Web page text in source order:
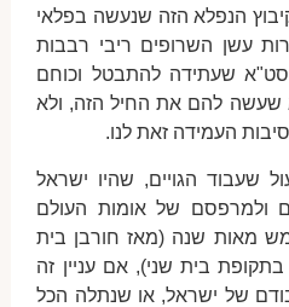
הנפלא הזה שנעשה בפלאי
עשן השרופים ריבי רבבות
שעתידה להתבטל וכוחם
שעשה להם את החיל הזה, ולא
העמידה זאת לנו.
שעבוד הגויים, שהיו ישראל
ולמרפסם של אומות העולם
מאות שנה (מאז חורבן בית
בית שני), אם עניין זה
של ישראל, או שנתלה הכל